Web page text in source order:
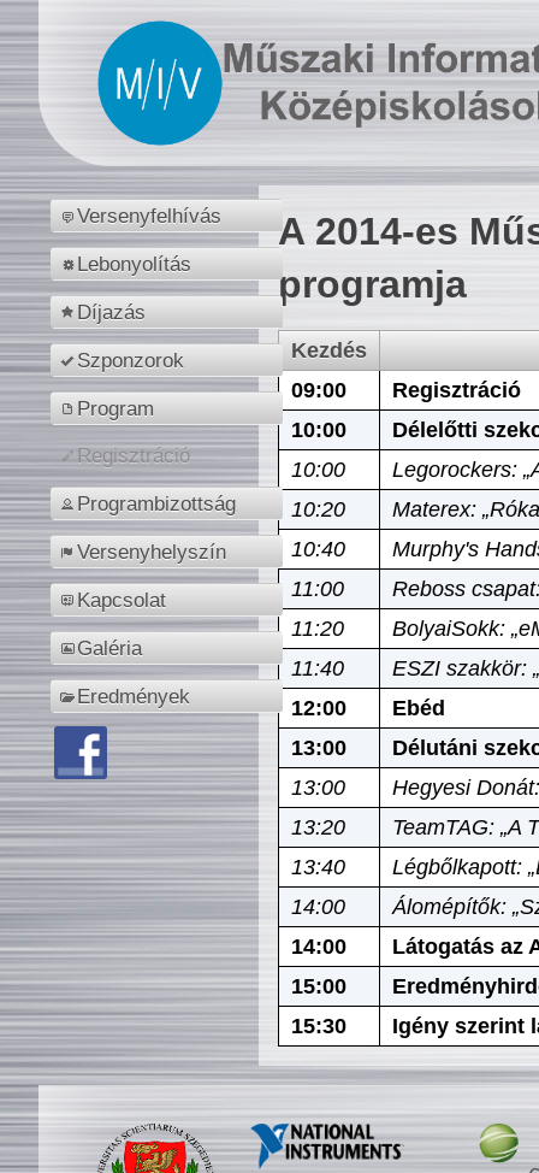
Versenyfelhívás
Lebonyolítás
Díjazás
Szponzorok
Program
Regisztráció
Programbizottság
Versenyhelyszín
Kapcsolat
Galéria
Eredmények
A 2014-es
programja
Kezdés
09:00
Regisztráció
10:00
Délelőtti
10:00
Legorockers:
10:20
Materex:
10:40
Murphy's
11:00
Reboss
11:20
BolyaiSokk:
11:40
ESZI szakkör:
12:00
Ebéd
13:00
Délutáni
13:00
Hegyesi
13:20
TeamTAG: „A
13:40
Légbőlkapott:
14:00
Álomépítők:
14:00
Látogatás az
15:00
15:30
Igény szerint